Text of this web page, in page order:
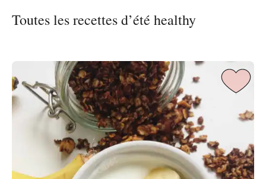
Toutes les recettes d’été healthy